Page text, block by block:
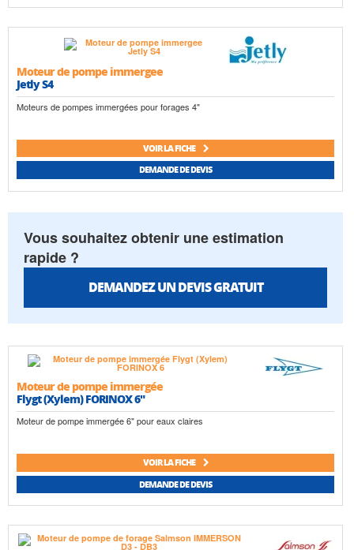
Moteur de pompe immergee
Jetly S4
Moteurs de pompes immergées pour forages 4"
VOIR LA FICHE
DEMANDE DE DEVIS
Vous souhaitez obtenir une estimation
rapide ?
DEMANDEZ UN DEVIS GRATUIT
Moteur de pompe immergée
Flygt (Xylem) FORINOX 6"
Moteur de pompe immergée 6" pour eaux claires
VOIR LA FICHE
DEMANDE DE DEVIS